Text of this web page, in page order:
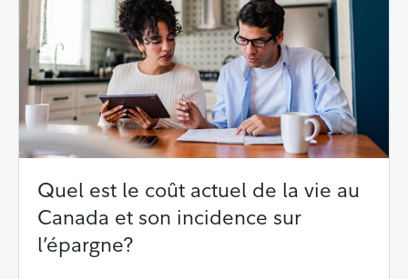
Quel est le coût actuel de la vie au
Canada et son incidence sur
l’épargne?